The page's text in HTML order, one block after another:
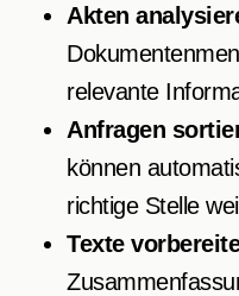
Akten
relevante
Anfragen
können
richtige Stelle
Texte